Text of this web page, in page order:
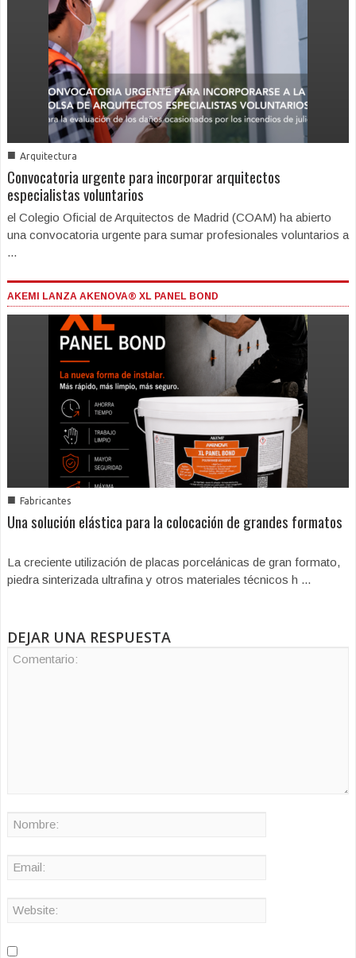
■ Arquitectura
Convocatoria urgente para incorporar arquitectos
especialistas voluntarios
el Colegio Oficial de Arquitectos de Madrid (COAM) ha abierto
una convocatoria urgente para sumar profesionales voluntarios a
...
AKEMI LANZA AKENOVA® XL PANEL BOND
■ Fabricantes
Una solución elástica para la colocación de grandes formatos
La creciente utilización de placas porcelánicas de gran formato,
piedra sinterizada ultrafina y otros materiales técnicos h ...
DEJAR UNA RESPUESTA